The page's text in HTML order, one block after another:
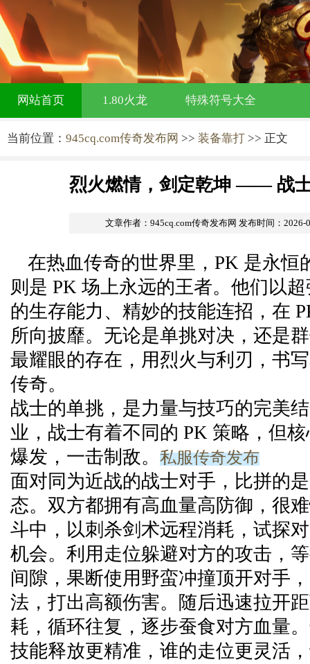
网站首页 1.80火龙 特殊符号大全
当前位置： 945cq.com传奇发布网 >> 装备靠打 >> 正文
烈火燃情，剑定乾坤 —— 战
文章作者：945cq.com传奇发布网 发布时间：2026-
在热血传奇的世界里，PK 是永恒
则是 PK 场上永远的王者。他们以
的生存能力、精妙的技能连招，在
所向披靡。无论是单挑对决，还是
最耀眼的存在，用烈火与利刃，书
传奇。
战士的单挑，是力量与技巧的完美
业，战士有着不同的 PK 策略，但
爆发，一击制敌。 私服传奇发布
面对同为近战的战士对手，比拼的
态。双方都拥有高血量高防御，很
斗中，以刺杀剑术远程消耗，试探
机会。利用走位躲避对方的攻击，
间隙，果断使用野蛮冲撞顶开对手
法，打出高额伤害。随后迅速拉开
耗，循环往复，逐步蚕食对方血量
技能释放更精准，谁的走位更灵活